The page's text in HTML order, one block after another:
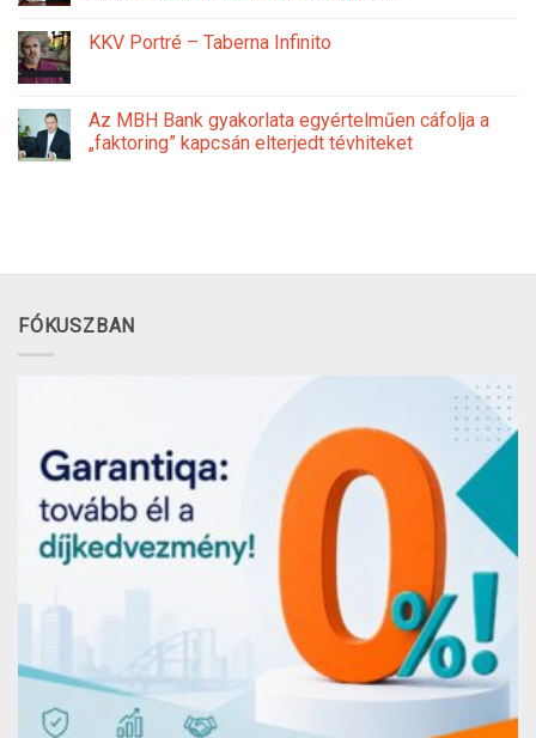
KKV Portré – Taberna Infinito
Az MBH Bank gyakorlata egyértelműen cáfolja a
„faktoring” kapcsán elterjedt tévhiteket
FÓKUSZBAN